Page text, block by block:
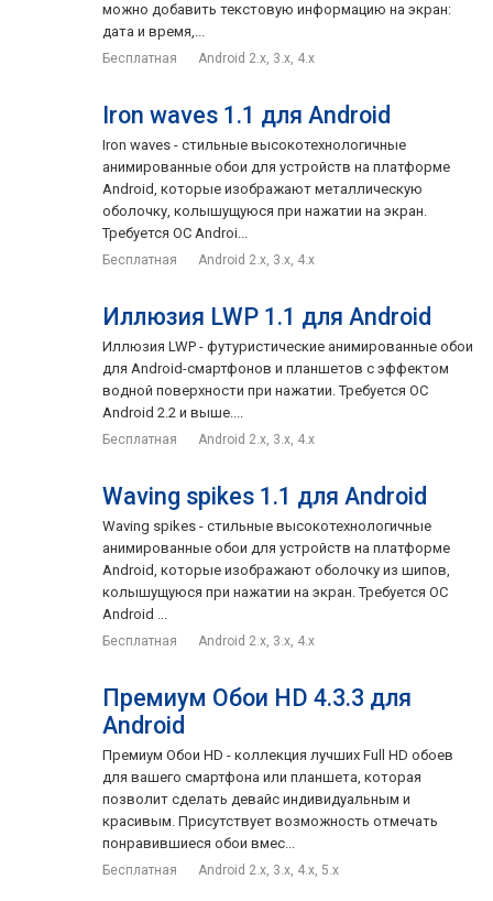
можно добавить текстовую информацию на экран:
дата и время,...
Бесплатная Android 2.x, 3.x, 4.x
Iron waves 1.1 для Android
Iron waves - стильные высокотехнологичные
анимированные обои для устройств на платформе
Android, которые изображают металлическую
оболочку, колышущуюся при нажатии на экран.
Требуется ОС Androi...
Бесплатная Android 2.x, 3.x, 4.x
Иллюзия LWP 1.1 для Android
Иллюзия LWP - футуристические анимированные обои
для Android-смартфонов и планшетов с эффектом
водной поверхности при нажатии. Требуется ОС
Android 2.2 и выше....
Бесплатная Android 2.x, 3.x, 4.x
Waving spikes 1.1 для Android
Waving spikes - стильные высокотехнологичные
анимированные обои для устройств на платформе
Android, которые изображают оболочку из шипов,
колышущуюся при нажатии на экран. Требуется ОС
Android ...
Бесплатная Android 2.x, 3.x, 4.x
Премиум Обои HD 4.3.3 для
Android
Премиум Обои HD - коллекция лучших Full HD обоев
для вашего смартфона или планшета, которая
позволит сделать девайс индивидуальным и
красивым. Присутствует возможность отмечать
понравившиеся обои вмес...
Бесплатная Android 2.x, 3.x, 4.x, 5.x